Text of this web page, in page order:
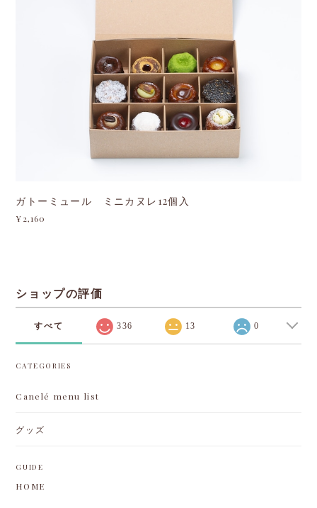
ガトーミュール ミニカヌレ12個入
¥2,160
ショップの評価
すべて 336 13 0
CATEGORIES
Canelé menu list
グッズ
GUIDE
HOME